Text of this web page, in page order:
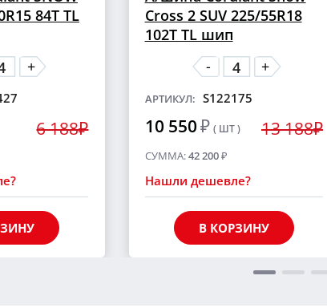
84T TL
+
6 188₽
Cross 2 SUV 225/55R18
102T TL шип
-
+
АРТИКУЛ: S122175
10 550₽ ( ШТ ) 13 188₽
СУММА:42 200₽
Нашли дешевле?
В КОРЗИНУ